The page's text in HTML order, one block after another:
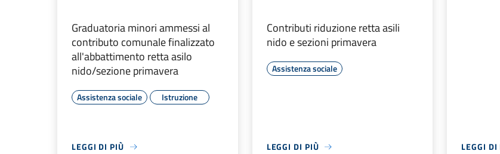
Graduatoria minori ammessi al
contributo comunale finalizzato
all'abbattimento retta asilo
nido/sezione primavera
Assistenza sociale Istruzione
LEGGI DI PIÙ
Contributi riduzione retta asili
nido e sezioni primavera
Assistenza sociale
LEGGI DI PIÙ LEGGI DI